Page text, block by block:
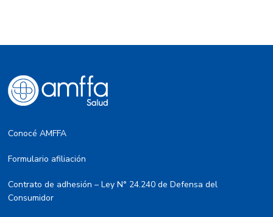
Conocé AMFFA
Formulario afiliación
Contrato de adhesión – Ley N° 24.240 de Defensa del
Consumidor